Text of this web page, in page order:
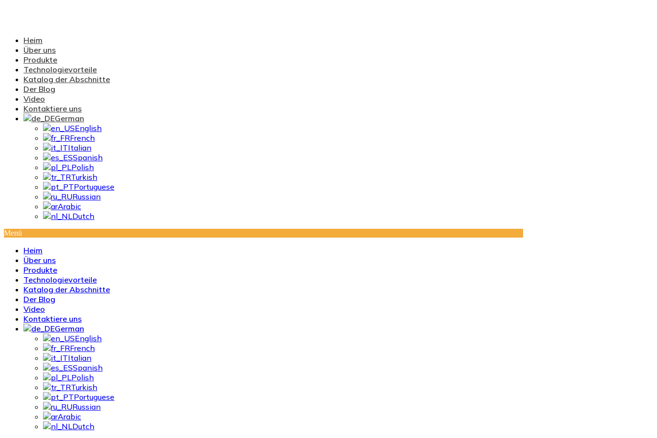
Heim
Über uns
Produkte
Technologievorteile
Katalog der Abschnitte
Der Blog
Video
Kontaktiere uns
German
English
French
Italian
Spanish
Polish
Turkish
Portuguese
Russian
Arabic
Dutch
Menü
Heim
Über uns
Produkte
Technologievorteile
Katalog der Abschnitte
Der Blog
Video
Kontaktiere uns
German
English
French
Italian
Spanish
Polish
Turkish
Portuguese
Russian
Arabic
Dutch